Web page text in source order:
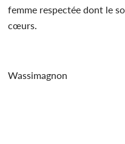
femme respectée dont le
cœurs.
Wassimagnon